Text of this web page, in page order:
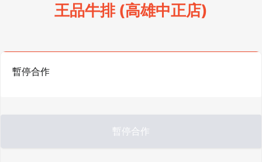
王品牛排 (高雄中正店)
暫停合作
暫停合作